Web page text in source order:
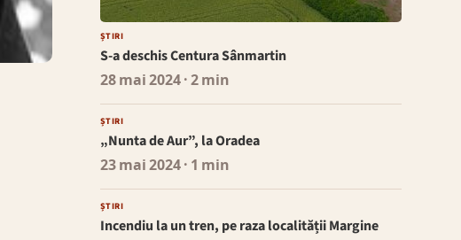
ȘTIRI
S-a deschis Centura Sânmartin
28 mai 2024· 2 min
ȘTIRI
„Nunta de Aur”, la Oradea
23 mai 2024· 1 min
ȘTIRI
Incendiu la un tren, pe raza localității Margine